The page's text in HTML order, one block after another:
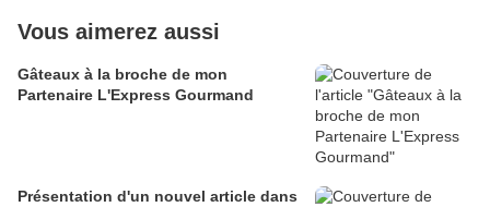
Vous aimerez aussi
Gâteaux à la broche de mon
Partenaire L'Express Gourmand
Présentation d'un nouvel article dans